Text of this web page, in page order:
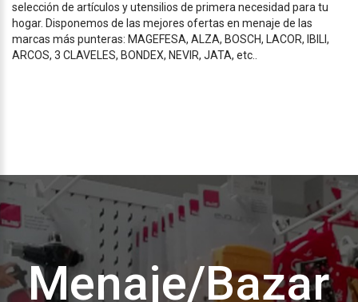
selección de artículos y utensilios de primera necesidad para tu
hogar. Disponemos de las mejores ofertas en menaje de las
marcas más punteras: MAGEFESA, ALZA, BOSCH, LACOR, IBILI,
ARCOS, 3 CLAVELES, BONDEX, NEVIR, JATA, etc..
Menaje/Bazar